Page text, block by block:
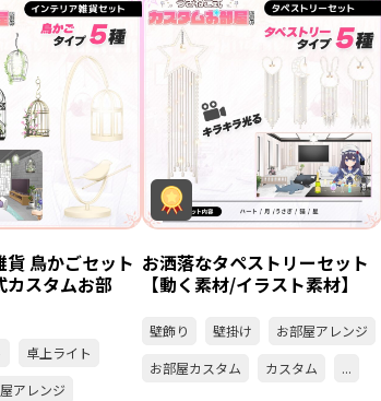
貨 鳥かごセット
カスタムお部
卓上ライト
アレンジ
お洒落なタペストリーセット
【動く素材/イラスト素材】
壁飾り 壁掛け
お部屋アレンジ
お部屋カスタム
カスタム ...